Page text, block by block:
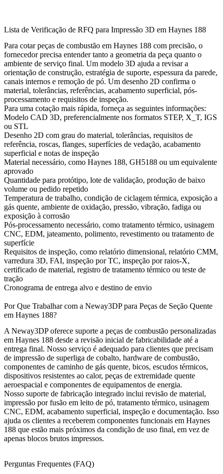
Lista de Verificação de RFQ para Impressão 3D em Haynes 188
Para cotar peças de combustão em Haynes 188 com precisão, o
fornecedor precisa entender tanto a geometria da peça quanto o
ambiente de serviço final. Um modelo 3D ajuda a revisar a
orientação de construção, estratégia de suporte, espessura da parede,
canais internos e remoção de pó. Um desenho 2D confirma o
material, tolerâncias, referências, acabamento superficial, pós-
processamento e requisitos de inspeção.
Para uma cotação mais rápida, forneça as seguintes informações:
Modelo CAD 3D, preferencialmente nos formatos STEP, X_T, IGS
ou STL
Desenho 2D com grau do material, tolerâncias, requisitos de
referência, roscas, flanges, superfícies de vedação, acabamento
superficial e notas de inspeção
Material necessário, como Haynes 188, GH5188 ou um equivalente
aprovado
Quantidade para protótipo, lote de validação, produção de baixo
volume ou pedido repetido
Temperatura de trabalho, condição de ciclagem térmica, exposição a
gás quente, ambiente de oxidação, pressão, vibração, fadiga ou
exposição à corrosão
Pós-processamento necessário, como tratamento térmico, usinagem
CNC, EDM, jateamento, polimento, revestimento ou tratamento de
superfície
Requisitos de inspeção, como relatório dimensional, relatório CMM,
varredura 3D, FAI, inspeção por TC, inspeção por raios-X,
certificado de material, registro de tratamento térmico ou teste de
tração
Cronograma de entrega alvo e destino de envio
Por Que Trabalhar com a Neway3DP para Peças de Seção Quente
em Haynes 188?
A Neway3DP oferece suporte a peças de combustão personalizadas
em Haynes 188 desde a revisão inicial de fabricabilidade até a
entrega final. Nosso serviço é adequado para clientes que precisam
de impressão de superliga de cobalto, hardware de combustão,
componentes de caminho de gás quente, bicos, escudos térmicos,
dispositivos resistentes ao calor, peças de extremidade quente
aeroespacial e componentes de equipamentos de energia.
Nosso suporte de fabricação integrado inclui revisão de material,
impressão por fusão em leito de pó, tratamento térmico, usinagem
CNC, EDM, acabamento superficial, inspeção e documentação. Isso
ajuda os clientes a receberem componentes funcionais em Haynes
188 que estão mais próximos da condição de uso final, em vez de
apenas blocos brutos impressos.
Perguntas Frequentes (FAQ)